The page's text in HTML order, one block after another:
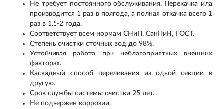
Не требует постоянного обслуживания. Перекачка ила
производится 1 раз в полгода, а полная откачка всего 1
раз в 1.5-2 года.
Соответствует всем нормам СНиП, СанПиН, ГОСТ.
Степень очистки сточных вод до 98%.
Устойчивая работа при неблагоприятных внешних
факторах.
Каскадный способ переливания из одной секции в
другую.
Срок службы системы очистки 25 лет.
Не подвержен коррозии.